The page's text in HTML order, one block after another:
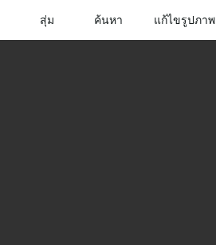
สุ่ม ค้นหา แก้ไขรูปภาพ